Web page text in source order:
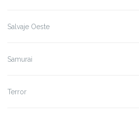
Salvaje Oeste
Samurai
Terror